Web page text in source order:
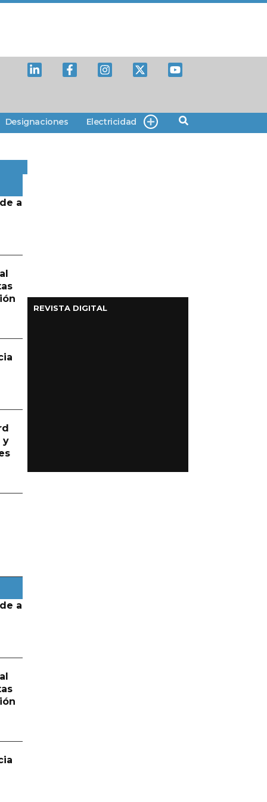
Designaciones Electricidad
a
y
a
REVISTA DIGITAL